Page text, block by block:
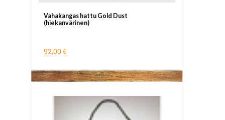
Vahakangas hattu Gold Dust
(hiekanvärinen)
92,00 €